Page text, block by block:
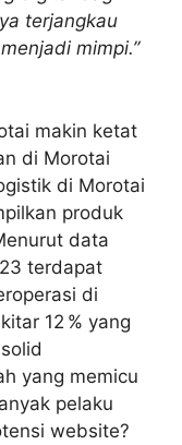
terjangkau
mimpi.”
makin ketat
di Morotai
di Morotai
produk
data
terdapat
di
12 % yang
yang memicu
pelaku
website?